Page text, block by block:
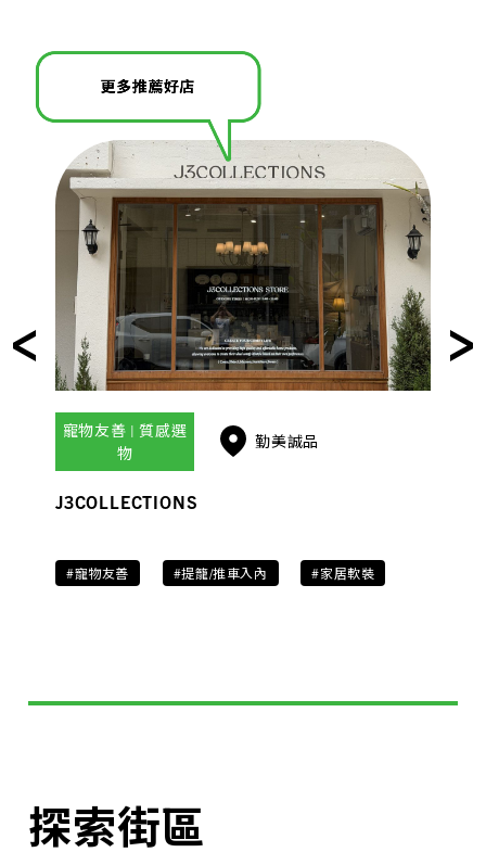
寵物友善 | 質感選
物
勤美誠品
J3COLLECTIONS
#寵物友善 #提籠/推車入內 #家居軟裝
探索街區